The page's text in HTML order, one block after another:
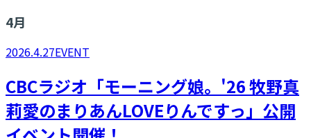
4月
2026.4.27EVENT
CBCラジオ「モーニング娘。'26 牧野真
莉愛のまりあんLOVEりんですっ」公開